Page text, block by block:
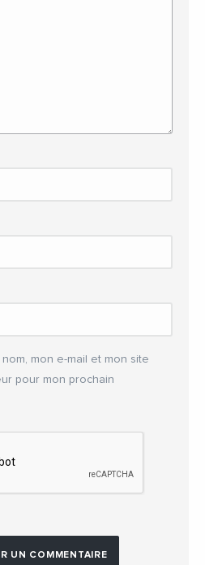
mon e-mail et mon site
pour mon prochain